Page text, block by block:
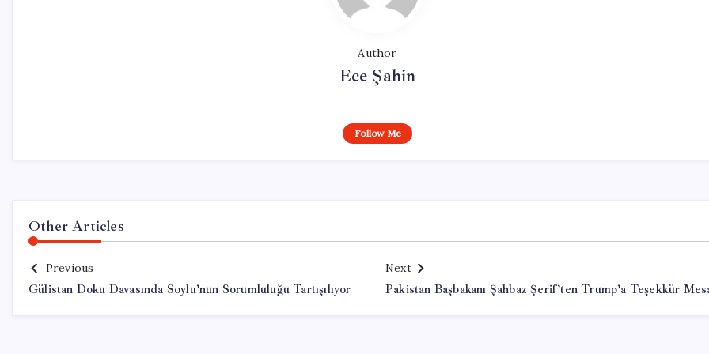
Author
Ece Şahin
Follow Me
Other Articles
Previous
Gülistan Doku Davasında Soylu’nun Sorumluluğu Tartışılıyor
Next
Pakistan Başbakanı Şahbaz Şerif’ten Trump’a Teşekkür